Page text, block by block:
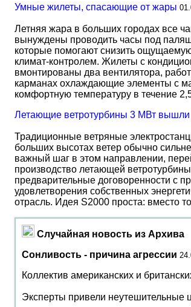
Умные жилеты, спасающие от жары
Летняя жара в больших городах все
вынуждены проводить часы под
которые помогают снизить
климат-контролем. Жилеты с
вмонтированы два вентилятора,
карманах охлаждающие элементы с
комфортную температуру в течение
Летающие ветротурбины 3 МВт
Традиционные ветряные
больших высотах ветер обычно
важный шаг в этом направлении,
производство летающей
предварительные договоренности с
удовлетворения собственных
отрасль. Идея S2000 проста: вместо
Случайная новость из Архива
Сонливость - причина агрессии
Коллектив американских и
Эксперты привели неутешительные